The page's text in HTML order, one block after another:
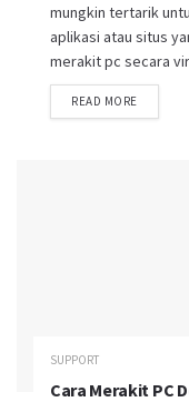
mungkin tertarik
aplikasi atau situs
merakit pc secara
READ MOREDETAILS
SUPPORT
Cara Merakit PC